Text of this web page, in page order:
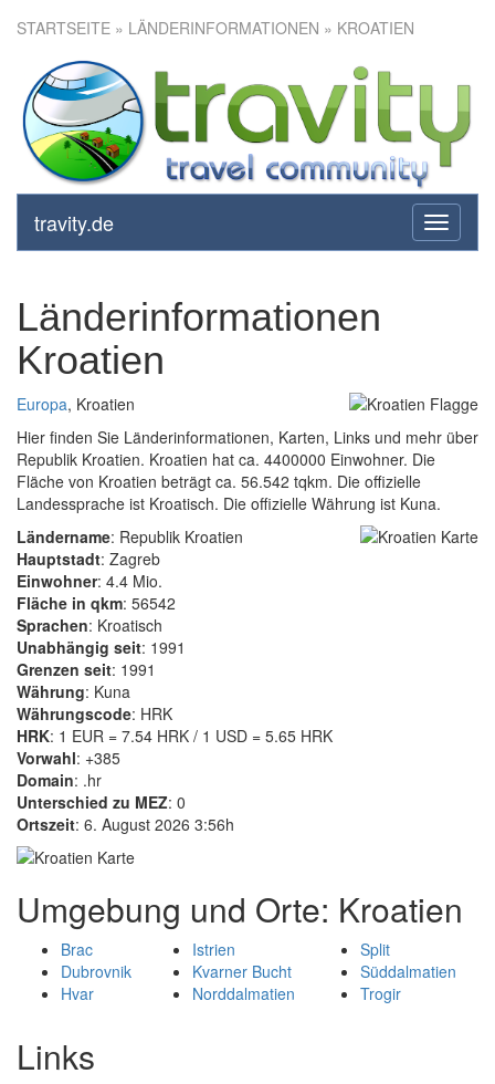
STARTSEITE » LÄNDERINFORMATIONEN » KROATIEN
toggle
travity.de
Länderinformationen
Kroatien
Europa, Kroatien
Hier finden Sie Länderinformationen, Karten, Links und mehr über
Republik Kroatien. Kroatien hat ca. 4400000 Einwohner. Die
Fläche von Kroatien beträgt ca. 56.542 tqkm. Die offizielle
Landessprache ist Kroatisch. Die offizielle Währung ist Kuna.
Ländername: Republik Kroatien
Hauptstadt: Zagreb
Einwohner: 4.4 Mio.
Fläche in qkm: 56542
Sprachen: Kroatisch
Unabhängig seit: 1991
Grenzen seit: 1991
Währung: Kuna
Währungscode: HRK
HRK: 1 EUR = 7.54 HRK / 1 USD = 5.65 HRK
Vorwahl: +385
Domain: .hr
Unterschied zu MEZ: 0
Ortszeit: 6. August 2026 3:56h
Umgebung und Orte: Kroatien
Brac
Dubrovnik
Hvar
Istrien
Kvarner Bucht
Norddalmatien
Split
Süddalmatien
Trogir
Links